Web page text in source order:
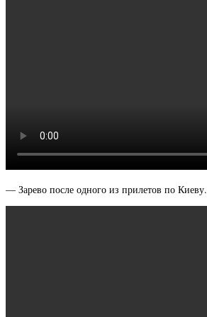
— Зарево после одного из прилетов по Киеву.